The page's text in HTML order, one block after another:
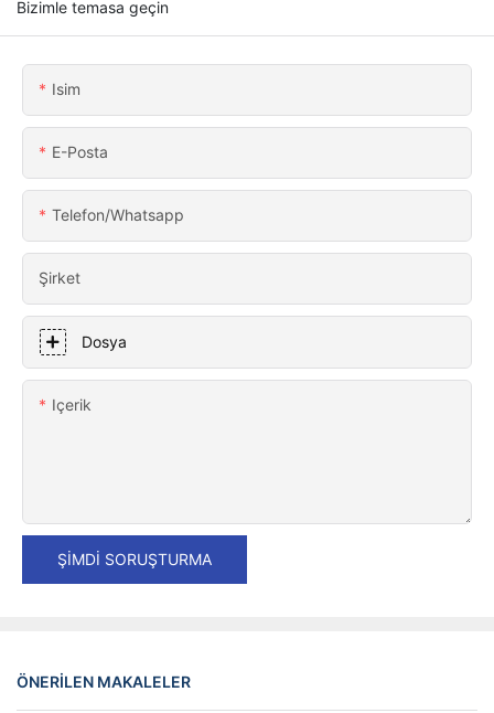
Bizimle temasa geçin
Isim
E-Posta
Telefon/whatsapp
Şirket
Dosya
Içerik
ŞIMDI SORUŞTURMA
ÖNERILEN MAKALELER